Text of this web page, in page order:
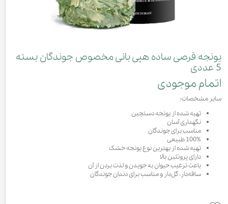
یونجه قرصی ساده هپی بانی مخصوص جوندگان بسته
5 عددی
اتمام موجودی
سایر مشخصات:
تهیه شده از یونجه دستچین
نگهداری آسان
مناسب برای جوندگان
100% طبیعی
تهیه شده از بهترین نوع یونجه‌ خشک
دارای پروتئین بالا
باعث ترغیب حیوان به جویدن و لذت بردن از آن
ساقه‌دار، گل‌دار و مناسب برای دندان جوندگان